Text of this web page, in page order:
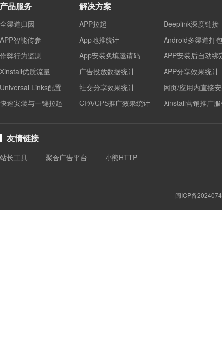
产品服务
全渠道归因
APP智能传参
作弊行为监测
Xinstall优质流量
Universal Links配置
快速安装与一键拉起
解决方案
APP拉起
Deeplink深度链接
App地推统计
Android多渠道打包
App安装免填邀请码
APP安装后自动绑
广告投放数据统计
APP分享效果统计
社交分享效果统计
网页/应用内直接
CPA/CPS推广效果统计
Xinstall营销推广
友情链接
站长工具 聚合广告平台 小熊HTTP
闽ICP备